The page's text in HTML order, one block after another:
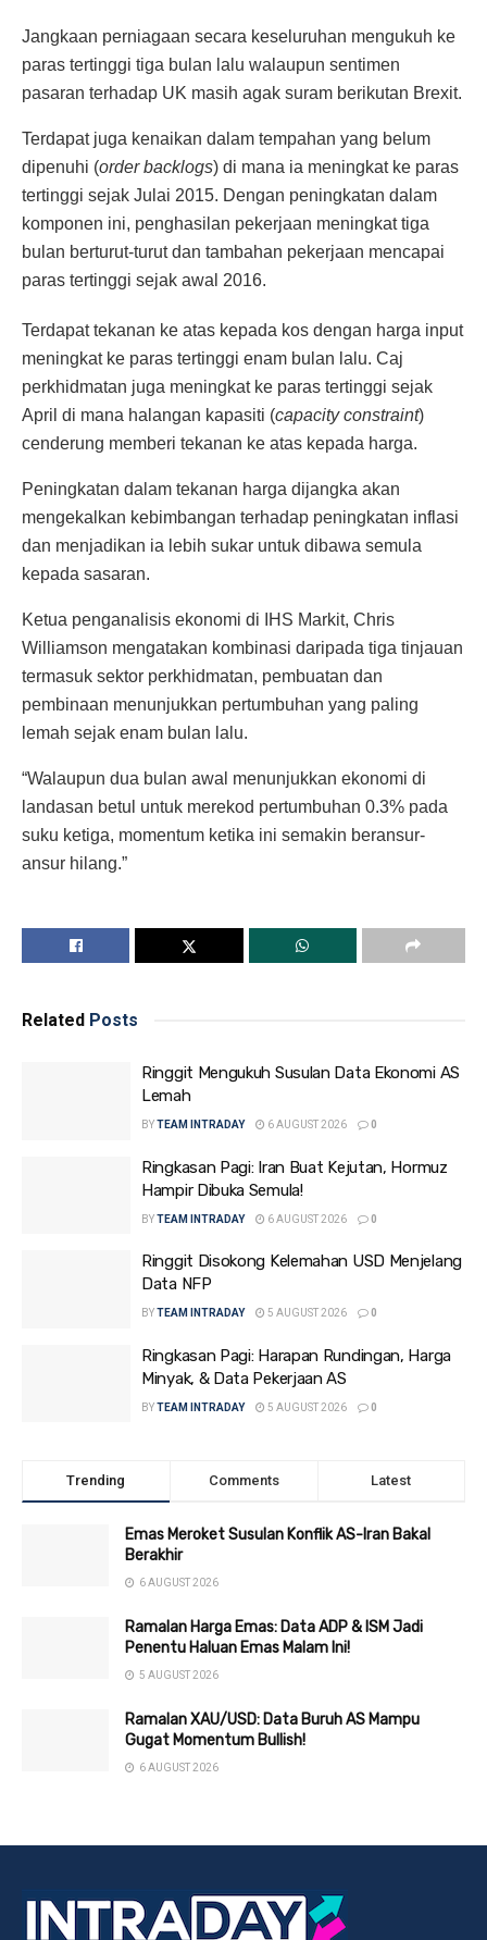
Jangkaan perniagaan secara keseluruhan mengukuh ke
paras tertinggi tiga bulan lalu walaupun sentimen
pasaran terhadap UK masih agak suram berikutan Brexit.
Terdapat juga kenaikan dalam tempahan yang belum
dipenuhi (order backlogs) di mana ia meningkat ke paras
tertinggi sejak Julai 2015. Dengan peningkatan dalam
komponen ini, penghasilan pekerjaan meningkat tiga
bulan berturut-turut dan tambahan pekerjaan mencapai
paras tertinggi sejak awal 2016.
Terdapat tekanan ke atas kepada kos dengan harga input
meningkat ke paras tertinggi enam bulan lalu. Caj
perkhidmatan juga meningkat ke paras tertinggi sejak
April di mana halangan kapasiti (capacity constraint)
cenderung memberi tekanan ke atas kepada harga.
Peningkatan dalam tekanan harga dijangka akan
mengekalkan kebimbangan terhadap peningkatan inflasi
dan menjadikan ia lebih sukar untuk dibawa semula
kepada sasaran.
Ketua penganalisis ekonomi di IHS Markit, Chris
Williamson mengatakan kombinasi daripada tiga tinjauan
termasuk sektor perkhidmatan, pembuatan dan
pembinaan menunjukkan pertumbuhan yang paling
lemah sejak enam bulan lalu.
“Walaupun dua bulan awal menunjukkan ekonomi di
landasan betul untuk merekod pertumbuhan 0.3% pada
suku ketiga, momentum ketika ini semakin beransur-
ansur hilang.”
Related Posts
Ringgit Mengukuh Susulan Data Ekonomi AS
Lemah
BYTEAM INTRADAY 6 AUGUST 2026 0
Ringkasan Pagi: Iran Buat Kejutan, Hormuz
Hampir Dibuka Semula!
BYTEAM INTRADAY 6 AUGUST 2026 0
Ringgit Disokong Kelemahan USD Menjelang
Data NFP
BYTEAM INTRADAY 5 AUGUST 2026 0
Ringkasan Pagi: Harapan Rundingan, Harga
Minyak, & Data Pekerjaan AS
BYTEAM INTRADAY 5 AUGUST 2026 0
Trending Comments Latest
Emas Meroket Susulan Konflik AS-Iran Bakal
Berakhir
6 AUGUST 2026
Ramalan Harga Emas: Data ADP & ISM Jadi
Penentu Haluan Emas Malam Ini!
5 AUGUST 2026
Ramalan XAU/USD: Data Buruh AS Mampu
Gugat Momentum Bullish!
6 AUGUST 2026